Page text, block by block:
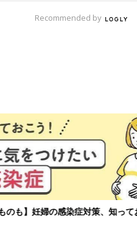
Recommended by
の感染症対策、知っておいて！